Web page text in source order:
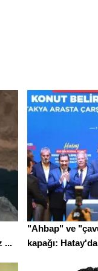
...
"Ahbap" ve
kapağı: